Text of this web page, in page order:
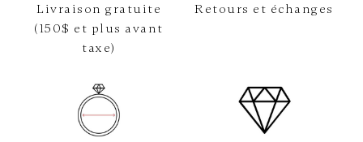
Livraison gratuite
(150$ et plus avant
taxe)
Retours et échanges